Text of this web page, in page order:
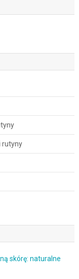
rutyny
skórę: naturalne